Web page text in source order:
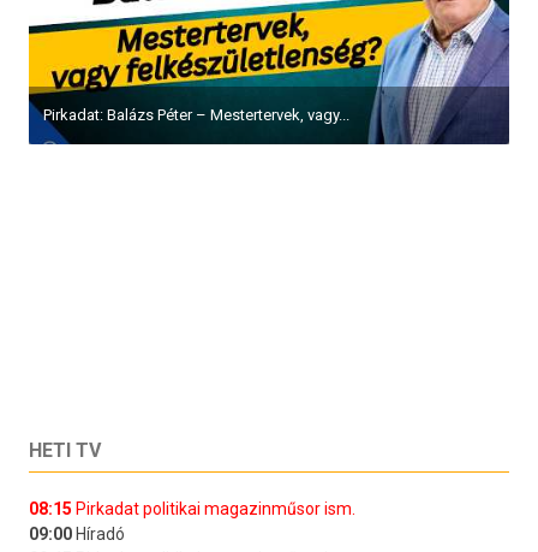
Pirkadat: Balázs Péter – Mestertervek, vagy...
HETI TV